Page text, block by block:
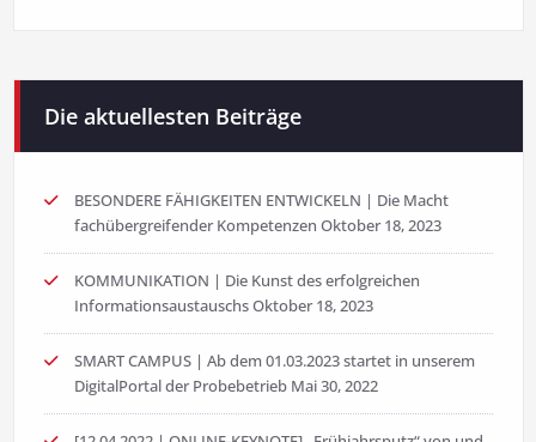
Die aktuellesten Beiträge
BESONDERE FÄHIGKEITEN ENTWICKELN | Die Macht
fachübergreifender Kompetenzen Oktober 18, 2023
KOMMUNIKATION | Die Kunst des erfolgreichen
InformationsaustauschsOktober 18, 2023
SMART CAMPUS | Ab dem 01.03.2023 startet in unserem
DigitalPortal der Probebetrieb Mai 30, 2022